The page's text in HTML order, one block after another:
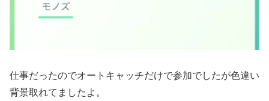
仕事だったのでオートキャッチだけで参加でしたが色違い
背景取れてましたよ。